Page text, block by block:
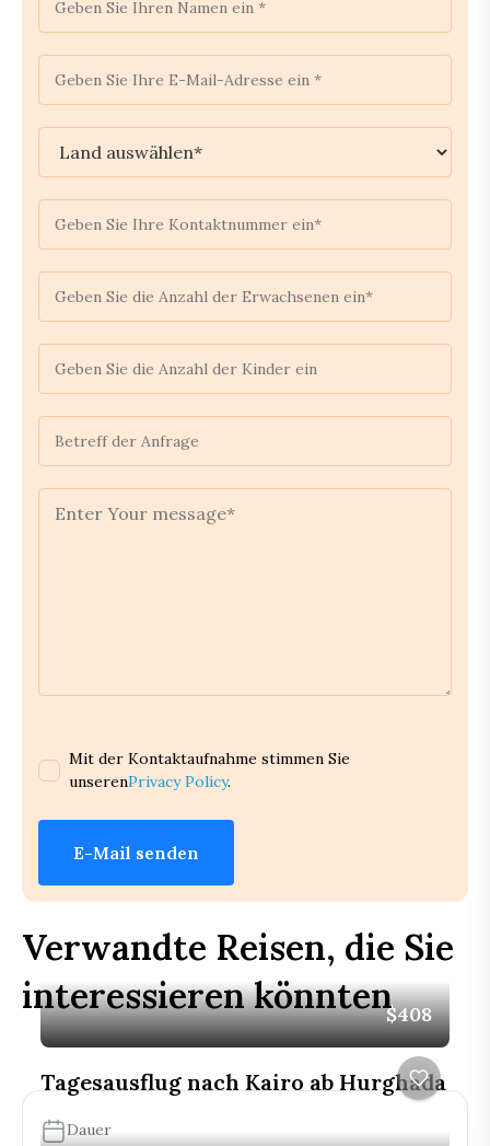
Mit der Kontaktaufnahme stimmen Sie
unserenPrivacy Policy.
E-Mail senden
Verwandte Reisen, die Sie
interessieren könnten$408
Tagesausflug nach Kairo ab Hurghada
Dauer